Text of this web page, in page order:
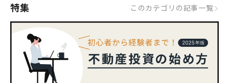
特集 このカテゴリの記事一覧